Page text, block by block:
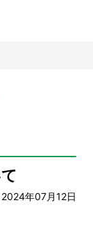
年07月12日